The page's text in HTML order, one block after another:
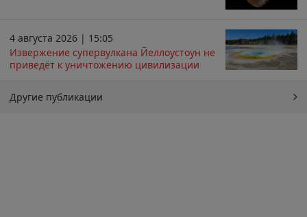
4 августа 2026 | 15:05
Извержение супервулкана Йеллоустоун не
приведёт к уничтожению цивилизации
Другие публикации